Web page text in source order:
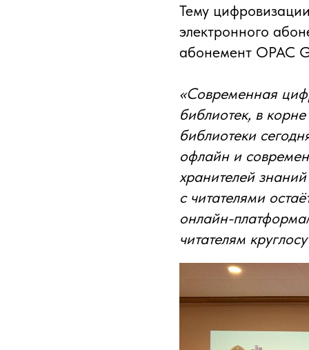
Тему
электронного
абонемент OPAC
«Современная
библиотек, в
библиотеки
офлайн и
хранителей
с читателями
онлайн-
читателям